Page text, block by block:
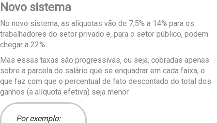
Novo sistema
No novo sistema, as alíquotas vão de 7,5% a 14% para os
trabalhadores do setor privado e, para o setor público, podem
chegar a 22%.
Mas essas taxas são progressivas, ou seja, cobradas apenas
sobre a parcela do salário que se enquadrar em cada faixa, o
que faz com que o percentual de fato descontado do total dos
ganhos (a alíquota efetiva) seja menor.
Por exemplo: